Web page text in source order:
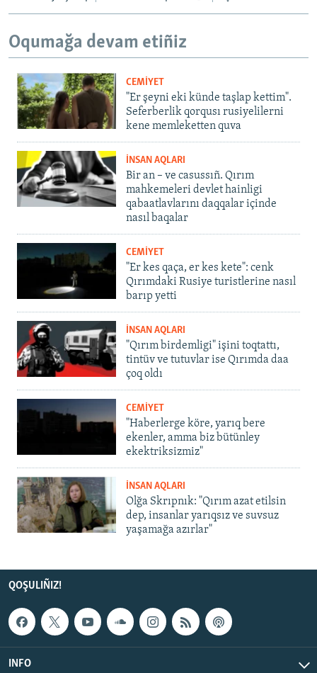
Oqumağa devam etiñiz
CEMİYET
"Er şeyni eki künde taşlap kettim".
Seferberlik qorqusı rusiyelilerni
kene memleketten quva
İNSAN AQLARI
Bir an – ve casussıñ. Qırım
mahkemeleri devlet hainligi
qabaatlavlarını daqqalar içinde
nasıl baqalar
CEMİYET
"Er kes qaça, er kes kete": cenk
Qırımdaki Rusiye turistlerine nasıl
barıp yetti
İNSAN AQLARI
"Qırım birdemligi" işini toqtattı,
tintüv ve tutuvlar ise Qırımda daa
çoq oldı
CEMİYET
"Haberlerge köre, yarıq bere
ekenler, amma biz bütünley
ekektriksizmiz"
İNSAN AQLARI
Olğa Skrıpnık: "Qırım azat etilsin
dep, insanlar yarıqsız ve suvsuz
yaşamağa azırlar"
QOŞULIÑIZ!
INFO